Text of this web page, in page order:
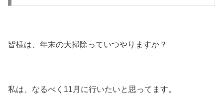
皆様は、年末の大掃除っていつやりますか？
私は、なるべく11月に行いたいと思ってます。